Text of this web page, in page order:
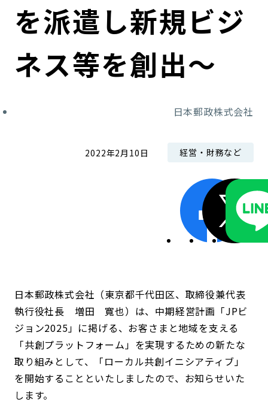
ESGデータ集
を派遣し新規ビジ
ネス等を創出～
日本郵政株式会社
2022年2月10日 経営・財務など
日本郵政株式会社（東京都千代田区、取締役兼代表
執行役社長 増田 寬也）は、中期経営計画「JPビ
ジョン2025」に掲げる、お客さまと地域を支える
「共創プラットフォーム」を実現するための新たな
取り組みとして、「ローカル共創イニシアティブ」
を開始することといたしましたので、お知らせいた
します。